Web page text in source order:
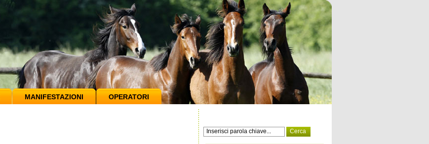
MANIFESTAZIONI OPERATORI